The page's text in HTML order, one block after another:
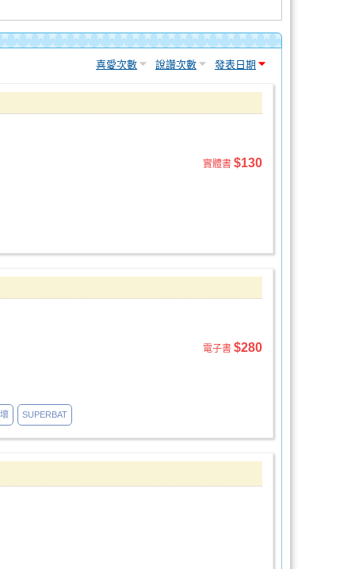
喜愛次數 說讚次數 發表日期
實體書 $130
電子書 $280
SUPERBAT